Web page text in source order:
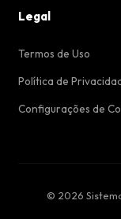
Legal
Termos de Uso
Política de
Configurações de
© 2026